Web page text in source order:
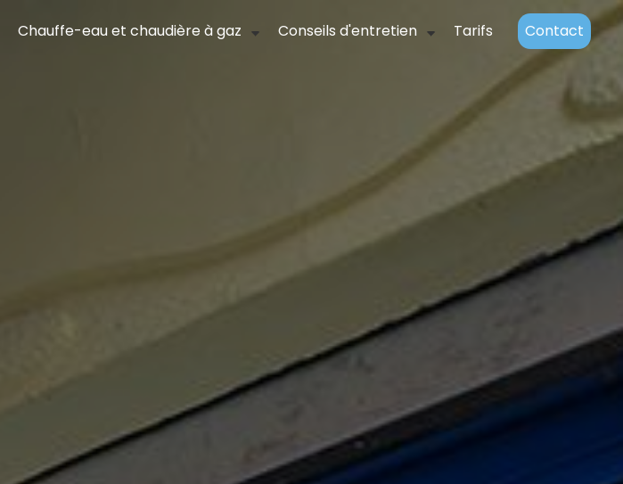
Chauffe-eau et chaudière à gaz Conseils d'entretien Tarifs Contact